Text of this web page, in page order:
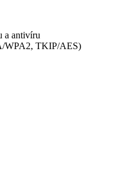
a antivíru
WPA2, TKIP/AES)